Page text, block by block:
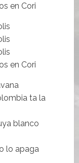
en Cori
en Cori
ta la
blanco
lo apaga